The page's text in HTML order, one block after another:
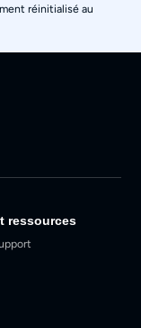
réinitialisé au
ressources